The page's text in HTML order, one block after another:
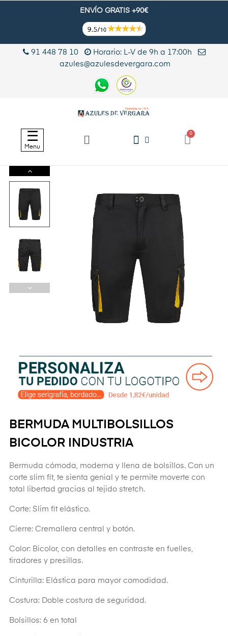
ENVÍO GRATIS +90€
91 448 78 10
Horario: L-V de 9h a 17:00h
azules@azulesdevergara.com
Navegación
de
palanca
☰
Menu
BERMUDA MULTIBOLSILLOS
BICOLOR INDUSTRIA
Bermuda cómoda, moderna y llena de bolsillos. Con un
corte slim fit, te sienta genial y te permite moverte con
total libertad gracias al tejido stretch.
Corte: Slim fit elástico.
Cierre: Cremallera central y botón.
Color: Bicolor, con detalles en contraste en fuelles,
tiradores y presillas.
Cinturilla: Elástica para mayor comodidad.
Costura: Doble costura de seguridad.
Bolsillos: 6 en total